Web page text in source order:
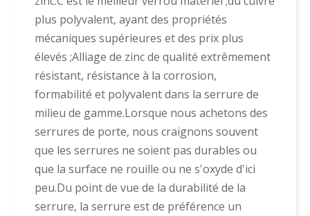
plus polyvalent, ayant des propriétés
mécaniques supérieures et des prix plus
élevés ;Alliage de zinc de qualité extrêmement
résistant, résistance à la corrosion,
formabilité et polyvalent dans la serrure de
milieu de gamme.Lorsque nous achetons des
serrures de porte, nous craignons souvent
que les serrures ne soient pas durables ou
que la surface ne rouille ou ne s'oxyde d'ici
peu.Du point de vue de la durabilité de la
serrure, la serrure est de préférence un